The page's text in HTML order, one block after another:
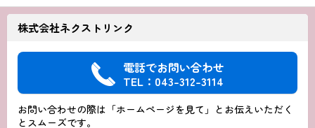
株式会社ネクストリンク
電話でお問い合わせ
TEL：043-312-3114
お問い合わせの際は「ホームページを見て」とお伝えいただく
とスムーズです。